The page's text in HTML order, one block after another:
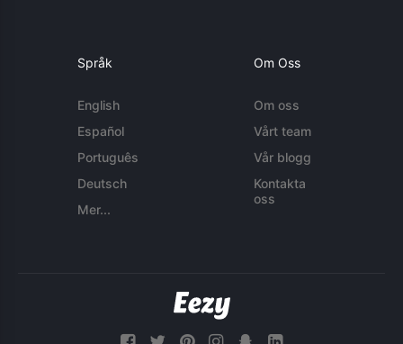
Språk
English
Español
Português
Deutsch
Mer...
Om Oss
Om oss
Vårt team
Vår blogg
Kontakta
oss